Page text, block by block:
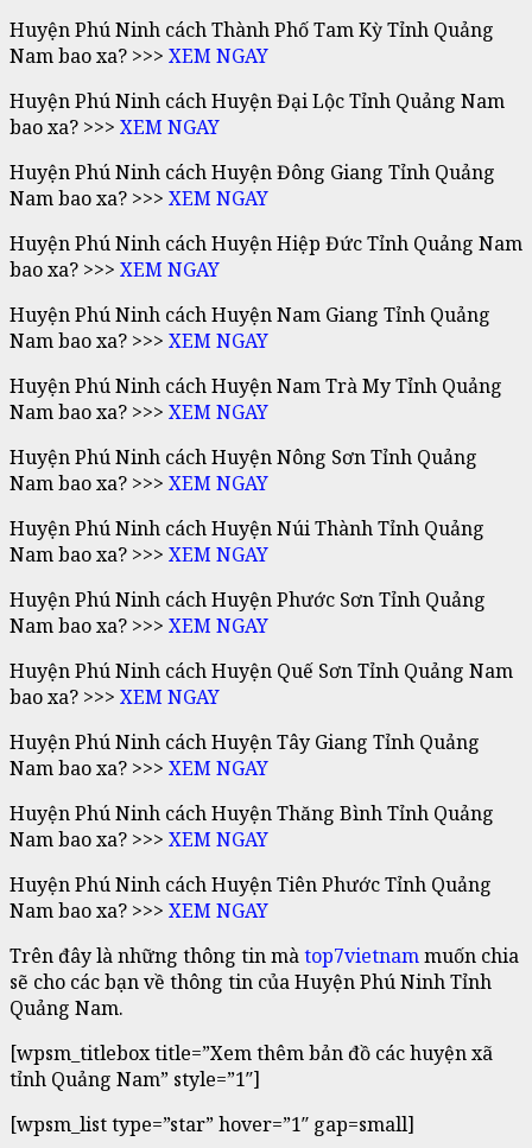
Huyện Phú Ninh cách Thành Phố Tam Kỳ Tỉnh Quảng
Nam bao xa? >>> XEM NGAY
Huyện Phú Ninh cách Huyện Đại Lộc Tỉnh Quảng Nam
bao xa? >>> XEM NGAY
Huyện Phú Ninh cách Huyện Đông Giang Tỉnh Quảng
Nam bao xa? >>> XEM NGAY
Huyện Phú Ninh cách Huyện Hiệp Đức Tỉnh Quảng Nam
bao xa? >>> XEM NGAY
Huyện Phú Ninh cách Huyện Nam Giang Tỉnh Quảng
Nam bao xa? >>> XEM NGAY
Huyện Phú Ninh cách Huyện Nam Trà My Tỉnh Quảng
Nam bao xa? >>> XEM NGAY
Huyện Phú Ninh cách Huyện Nông Sơn Tỉnh Quảng
Nam bao xa? >>> XEM NGAY
Huyện Phú Ninh cách Huyện Núi Thành Tỉnh Quảng
Nam bao xa? >>> XEM NGAY
Huyện Phú Ninh cách Huyện Phước Sơn Tỉnh Quảng
Nam bao xa? >>> XEM NGAY
Huyện Phú Ninh cách Huyện Quế Sơn Tỉnh Quảng Nam
bao xa? >>> XEM NGAY
Huyện Phú Ninh cách Huyện Tây Giang Tỉnh Quảng
Nam bao xa? >>> XEM NGAY
Huyện Phú Ninh cách Huyện Thăng Bình Tỉnh Quảng
Nam bao xa? >>> XEM NGAY
Huyện Phú Ninh cách Huyện Tiên Phước Tỉnh Quảng
Nam bao xa? >>> XEM NGAY
Trên đây là những thông tin màtop7vietnammuốn chia
sẽ cho các bạn về thông tin của Huyện Phú Ninh Tỉnh
Quảng Nam.
[wpsm_titlebox title=”Xem thêm bản đồ các huyện xã
tỉnh Quảng Nam” style=”1″]
[wpsm_list type=”star” hover=”1″ gap=small]